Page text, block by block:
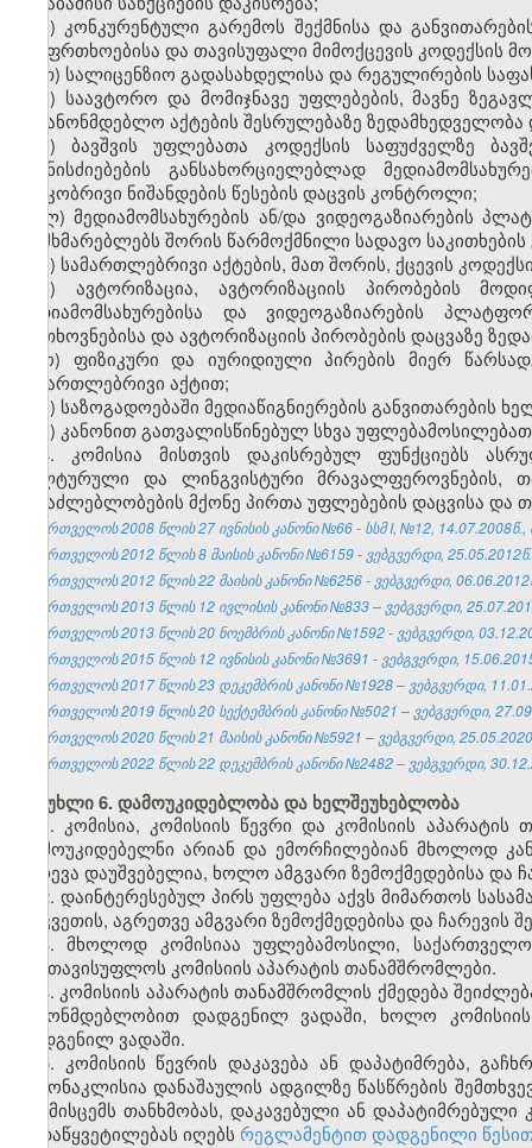
ზ) კონკურენტული გარემოს შექმნისა და
უსაფრთხოებისა და თავისუფალი მიმოქცევის
თ) სალიცენზიო გადასახდელისა და რეგულირების
ი) საავტორო და მომიჯნავე უფლებების, მავნე
საკანონმდებლო აქტების შესრულებაზე
კ) ბავშვის უფლებათა კოდექსის საფუძველზე
ღონისძიებების განსახორციელებლად
ასაკობრივი ნიშანდების წესების დაცვის კონტროლი;
ლ) მედიამომსახურების ან/და ვიდეოგაზიარების
მომხმარებლებს შორის წარმოქმნილი სადავო
მ) სამართლებრივი აქტების, მათ შორის, ქცევის
ნ) ავტორიზაცია, ავტორიზაციის პირობების
მედიამომსახურებისა და ვიდეოგაზიარების
მოთხოვნებისა და ავტორიზაციის პირობების დაცვაზე
ო) ფიზიკური და იურიდიული პირების მიერ
სამართლებრივი აქტით;
პ) საზოგადოებაში მედიაწიგნიერების განვითარების
ჟ) კანონით გათვალისწინებულ სხვა
4. კომისია მისთვის დაკისრებულ ფუნქციებს
კულტურული და ლინგვისტური მრავალფეროვნების,
შესაძლებლობების მქონე პირთა უფლებების დაცვისა
საქართველოს 2008 წლის 27 ივნისის კანონი №66 - სსმ I, №12, 14.07.2008წ.,
საქართველოს 2012 წლის 8 მაისის კანონი №6159 - ვებგვერდი, 25.05.2012წ.
საქართველოს 2012 წლის 22 მაისის კანონი №6256 - ვებგვერდი,
საქართველოს 2013 წლის 12 ივლისის კანონი №833 – ვებგვერდი,
საქართველოს 2013 წლის 20 ნოემბრის კანონი №1592 - ვებგვერდი,
საქართველოს 2015 წლის 12 ივნისის კანონი №3691 - ვებგვერდი,
საქართველოს 2017 წლის 23 დეკემბრის კანონი №1928 – ვებგვერდი,
საქართველოს 2019 წლის 20 სექტემბრის კანონი №5021 – ვებგვერდი,
საქართველოს 2020 წლის 21 მაისის კანონი №5921 – ვებგვერდი,
საქართველოს 2022 წლის 22 დეკემბრის კანონი №2482 – ვებგვერდი,
მუხლი 6. დამოუკიდებლობა და ხელშეუხებლობა
1. კომისია, კომისიის წევრი და კომისიის
დამოუკიდებელნი არიან და ემორჩილებიან მხოლოდ
ჩარევა დაუშვებელია, ხოლო ამგვარი ზემოქმედებისა
2. დაინტერესებულ პირს უფლება აქვს მიმართოს
აღკვეთის, აგრეთვე ამგვარი ზემოქმედებისა და
3. მხოლოდ კომისიაა უფლებამოსილი,
გაათავისუფლოს კომისიის აპარატის თანამშრომლები.
4. კომისიის აპარატის თანამშრომლის ქმედება
კანონმდებლობით დადგენილ ვადაში, ხოლო
დადგენილ ვადაში.
5. კომისიის წევრის დაკავება ან დაპატიმრება,
გამონაკლისია დანაშაულის ადგილზე წასწრების
არ მისცემს თანხმობას, დაკავებული ან
გადაწყვეტილებას იღებს რეგლამენტით დადგენილი